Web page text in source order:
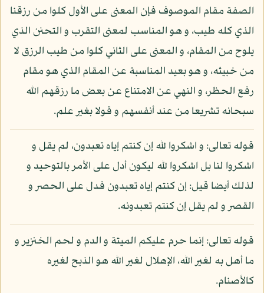
الصفة مقام الموصوف فإن المعنى على الأول كلوا من رزقنا
الذي كله طيب، و هو المناسب لمعنى التقرب و التحنن الذي
يلوح من المقام، و المعنى على الثاني كلوا من طيب الرزق لا
من خبيثه، و هو بعيد المناسبة عن المقام الذي هو مقام
رفع الحظر، و النهي عن الامتناع عن بعض ما رزقهم الله
سبحانه تشريعا من عند أنفسهم و قولا بغير علم.
قوله تعالى: و اشكروا لله إن كنتم إياه تعبدون، لم يقل و
اشكروا لنا بل اشكروا لله ليكون أدل على الأمر بالتوحيد و
لذلك أيضا قيل: إن كنتم إياه تعبدون فدل على الحصر و
القصر و لم يقل إن كنتم تعبدونه.
قوله تعالى: إنما حرم عليكم الميتة و الدم و لحم الخنزير و
ما أهل به لغير الله، الإهلال لغير الله هو الذبح لغيره
كالأصنام.